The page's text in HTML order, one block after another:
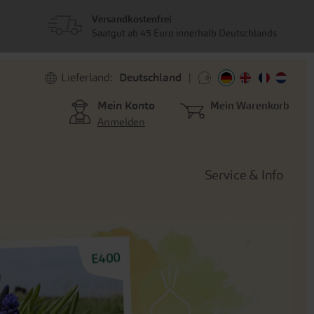
Lieferland: Deutschland
Mein Konto
Anmelden
Mein Warenkorb
Service & Info
Versandkostenfrei
Saatgut ab 45 Euro innerhalb Deutschlands